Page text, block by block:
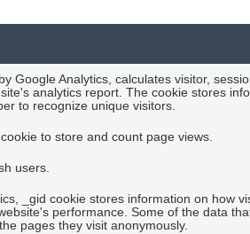
Google Analytics, calculates visitor,
analytics report. The cookie stores
to recognize unique visitors.
to store and count page views.
users.
_gid cookie stores information on how
performance. Some of the data
pages they visit anonymously.